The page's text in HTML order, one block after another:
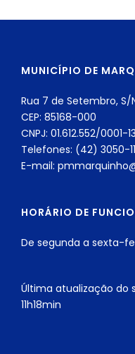
MUNICÍPIO DE
Rua 7 de Setembro, S/
CEP: 85168-000
CNPJ: 01.612.552/0001-13
Telefones: (42) 3050-
E-mail:
HORÁRIO DE
De segunda a sexta-
Última atualização do
11h18min